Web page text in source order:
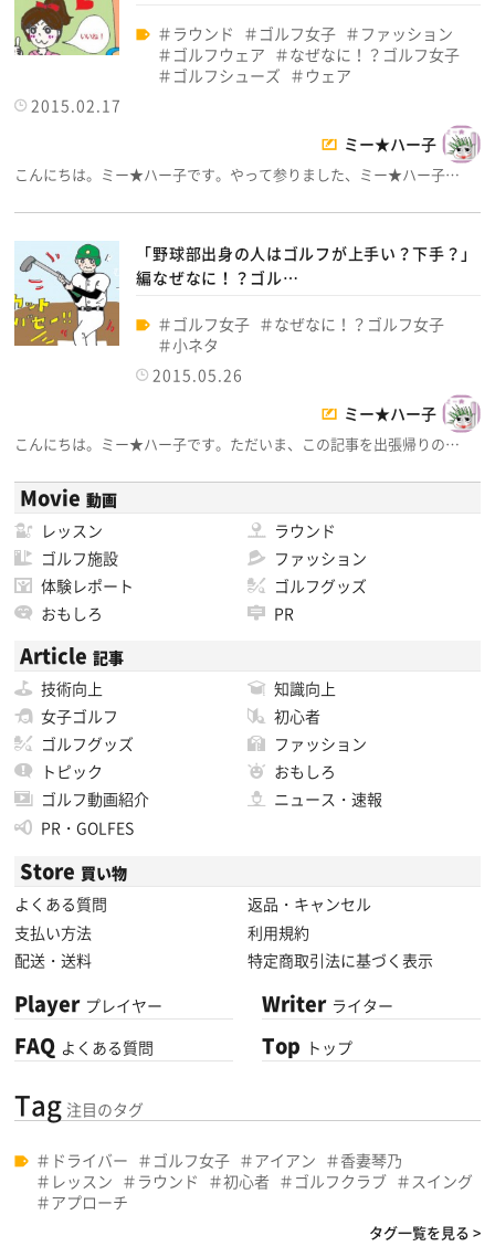
ラウンド ゴルフ女子
ファッション
ゴルフウェア
なぜなに！？ゴルフ女子
ゴルフシューズ
ウェア
2015.02.17
ミー★ハー子
こんにちは。ミー★ハー子です。やって参りました、ミー★ハー子…
「野球部出身の人はゴルフが上手い？下手？」
編なぜなに！？ゴル…
ゴルフ女子
なぜなに！？ゴルフ女子
小ネタ
2015.05.26
ミー★ハー子
こんにちは。ミー★ハー子です。ただいま、この記事を出張帰りの…
Movie 動画
レッスン
ラウンド
ゴルフ施設
ファッション
体験レポート
ゴルフグッズ
おもしろ
PR
Article 記事
技術向上
知識向上
女子ゴルフ
初心者
ゴルフグッズ
ファッション
トピック
おもしろ
ゴルフ動画紹介
ニュース・速報
PR・GOLFES
Store 買い物
よくある質問
返品・キャンセル
支払い方法
利用規約
配送・送料
特定商取引法に基づく表示
Player プレイヤー
FAQ よくある質問
Writer ライター
Top トップ
Tag 注目のタグ
ドライバー ゴルフ女子 アイアン
香妻琴乃
レッスン
ラウンド 初心者 ゴルフクラブ
スイング
アプローチ
タグ一覧を見る >